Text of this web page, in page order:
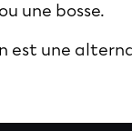
une bosse.
est une